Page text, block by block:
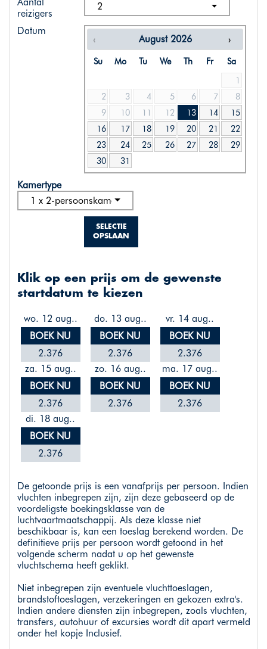
Aantal
reizigers
2
Datum
August 2026
Su Mo Tu We Th Fr
Sa
1
2
3 4 5 6 7
8
9
10 11 12 13 14
15
16
17 18 19 20 21
22
23
24 25 26 27 28
29
30
31
Kamertype
1 x 2-persoonskamer standaard
SELECTIE
OPSLAAN
Klik op een prijs om de gewenste
startdatum te kiezen
wo. 12 aug..
BOEK NU
2.376
do. 13 aug..
BOEK NU
2.376
vr. 14 aug..
BOEK NU
2.376
za. 15 aug..
BOEK NU
2.376
zo. 16 aug..
BOEK NU
2.376
ma. 17 aug..
BOEK NU
2.376
di. 18 aug..
BOEK NU
2.376
De getoonde prijs is een vanafprijs per persoon. Indien
vluchten inbegrepen zijn, zijn deze gebaseerd op de
voordeligste boekingsklasse van de
luchtvaartmaatschappij. Als deze klasse niet
beschikbaar is, kan een toeslag berekend worden. De
definitieve prijs per persoon wordt getoond in het
volgende scherm nadat u op het gewenste
vluchtschema heeft geklikt.
Niet inbegrepen zijn eventuele vluchttoeslagen,
brandstoftoeslagen, verzekeringen en gekozen extra's.
Indien andere diensten zijn inbegrepen, zoals vluchten,
transfers, autohuur of excursies wordt dit apart vermeld
onder het kopje Inclusief.